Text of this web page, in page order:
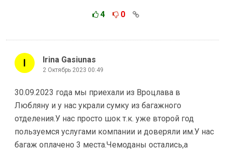
4 0
Irina Gasiunas
2 Октябрь 2023 00:49
30.09.2023 года мы приехали из Вроцлава в
Любляну и у нас украли сумку из багажного
отделения.У нас просто шок т.к. уже второй год
пользуемся услугами компании и доверяли им.У нас
багаж оплачено 3 места.Чемоданы остались,а